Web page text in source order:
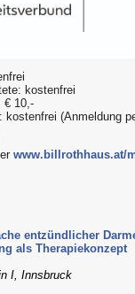
kostenfrei
€ 10,-
kostenfrei (Anmeldung
www.billrothhaus.at/
entzündlicher
als Therapiekonzept
I, Innsbruck